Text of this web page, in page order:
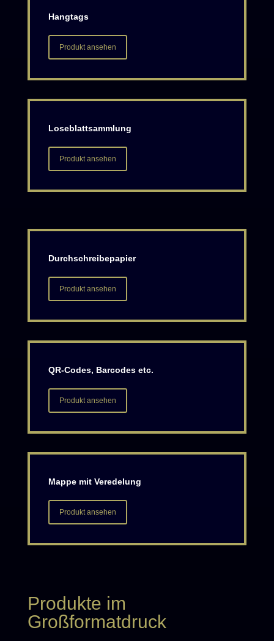
Hangtags
Produkt ansehen
Loseblattsammlung
Produkt ansehen
Durchschreibepapier
Produkt ansehen
QR-Codes, Barcodes etc.
Produkt ansehen
Mappe mit Veredelung
Produkt ansehen
Produkte im
Großformatdruck